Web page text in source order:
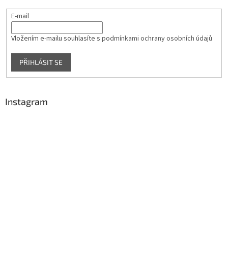
E-mail
Vložením e-mailu souhlasíte s podmínkami ochrany osobních údajů
PŘIHLÁSIT SE
Instagram